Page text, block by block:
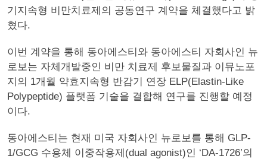
기지속형 비만치료제의 공동연구 계약을 체결했다고 밝
혔다.
이번 계약을 통해 동아에스티와 동아에스티 자회사인 뉴
로보는 자체개발중인 비만 치료제 후보물질과 이뮤노포
지의 1개월 약효지속형 반감기 연장 ELP(Elastin-Like
Polypeptide) 플랫폼 기술을 결합해 연구를 진행할 예정
이다.
동아에스티는 현재 미국 자회사인 뉴로보를 통해 GLP-
1/GCG 수용체 이중작용제(dual agonist)인 ‘DA-1726’의